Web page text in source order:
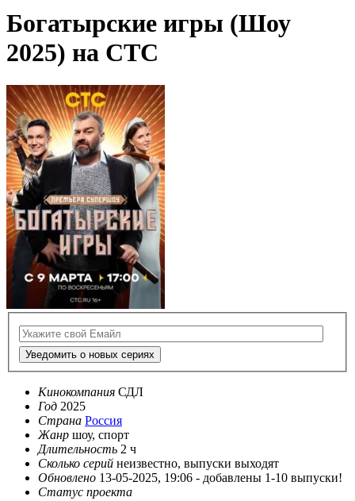
Богатырские игры (Шоу
2025) на СТС
Уведомить о новых сериях
Кинокомпания СДЛ
Год 2025
Страна Россия
Жанр шоу, спорт
Длительность 2 ч
Сколько серий неизвестно, выпуски выходят
Обновлено 13-05-2025, 19:06 - добавлены 1-10 выпуски!
Статус проекта